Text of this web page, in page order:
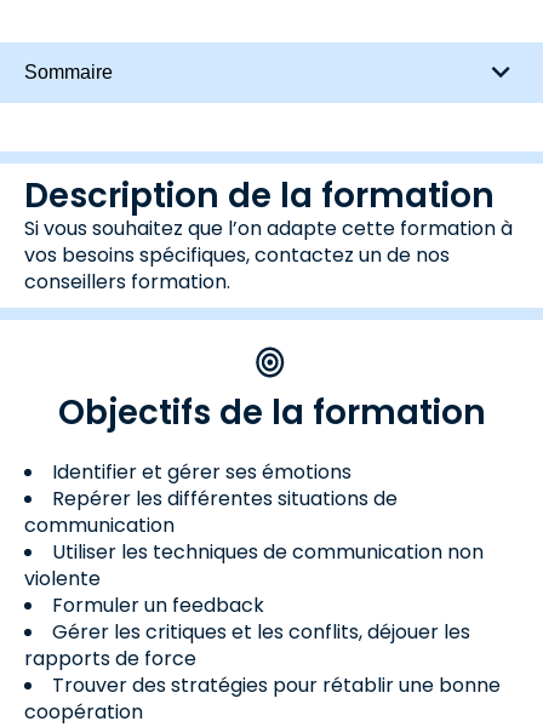
Sommaire
Description de la formation
Si vous souhaitez que l’on adapte cette formation à
vos besoins spécifiques, contactez un de nos
conseillers formation.
Objectifs de la formation
Identifier et gérer ses émotions
Repérer les différentes situations de
communication
Utiliser les techniques de communication non
violente
Formuler un feedback
Gérer les critiques et les conflits, déjouer les
rapports de force
Trouver des stratégies pour rétablir une bonne
coopération